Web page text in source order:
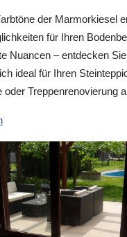
der Marmorkiesel
für Ihren
Nuancen – entdecken
ideal für Ihren
oder Treppenrenovierung